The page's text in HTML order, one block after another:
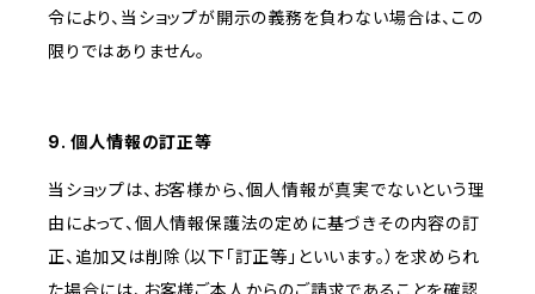
令により、当ショップが開示の義務を負わない場合は、この
限りではありません。
9. 個人情報の訂正等
当ショップは、お客様から、個人情報が真実でないという理
由によって、個人情報保護法の定めに基づきその内容の訂
正、追加又は削除（以下「訂正等」といいます。）を求められ